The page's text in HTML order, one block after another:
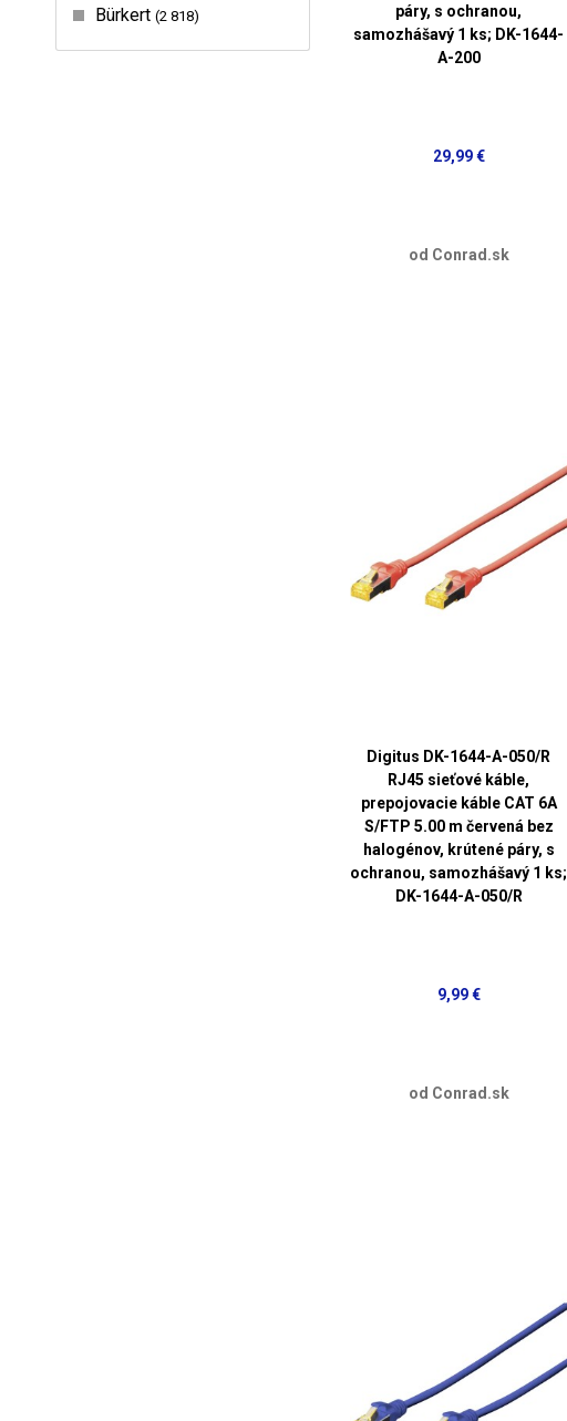
Bürkert 2 818
páry, s ochranou,
samozhášavý 1 ks; DK-1644-
A-200
29,99 €
od Conrad.sk
Digitus DK-1644-A-050/R
RJ45 sieťové káble,
prepojovacie káble CAT 6A
S/FTP 5.00 m červená bez
halogénov, krútené páry, s
ochranou, samozhášavý 1 ks;
DK-1644-A-050/R
9,99 €
od Conrad.sk